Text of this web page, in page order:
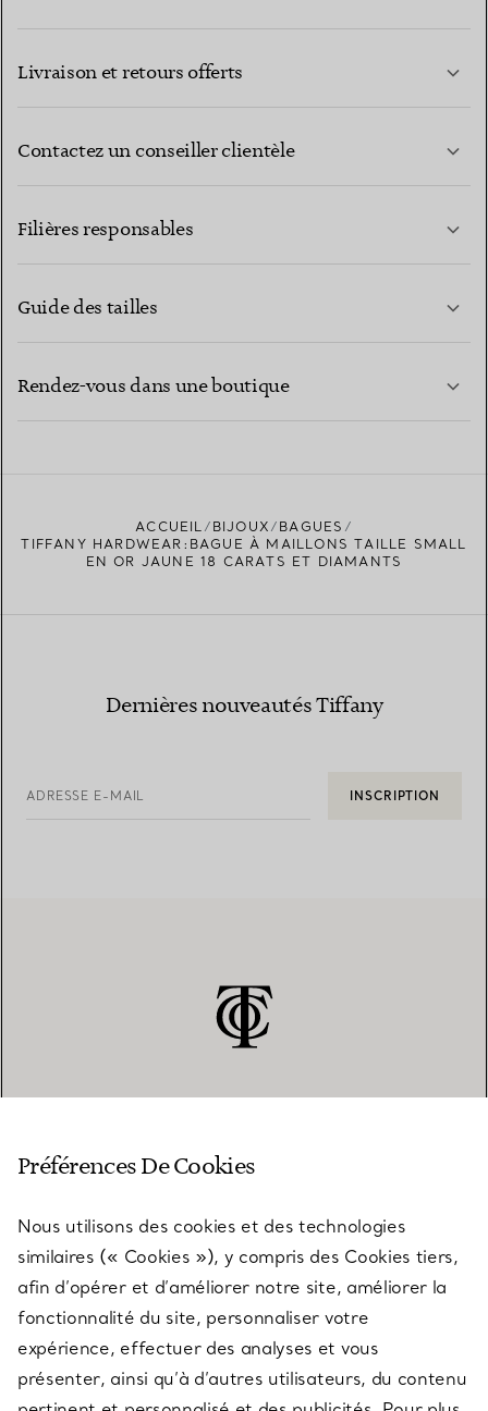
Livraison et retours offerts
Contactez un conseiller clientèle
Filières responsables
Guide des tailles
Rendez-vous dans une boutique
TROUVEZ LA BOUTIQUE LA PLUS PROCHE
ACCUEIL BIJOUX
BAGUES
TIFFANY HARDWEAR:BAGUE À MAILLONS TAILLE SMALL
EN OR JAUNE 18 CARATS ET DIAMANTS
Dernières nouveautés Tiffany
ADRESSE E-MAIL INSCRIPTION
SERVICES
À PROPOS
Préférences De Cookies
Nous utilisons des cookies et des technologies
similaires (« Cookies »), y compris des Cookies tiers,
afin d’opérer et d’améliorer notre site, améliorer la
fonctionnalité du site, personnaliser votre
expérience, effectuer des analyses et vous
présenter, ainsi qu’à d’autres utilisateurs, du contenu